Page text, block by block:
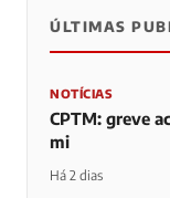
ÚLTIMAS
NOTÍCIAS
CPTM: greve
mi
Há 2 dias